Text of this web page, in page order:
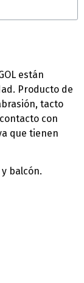
están
Producto de
tacto
con
que tienen
balcón.